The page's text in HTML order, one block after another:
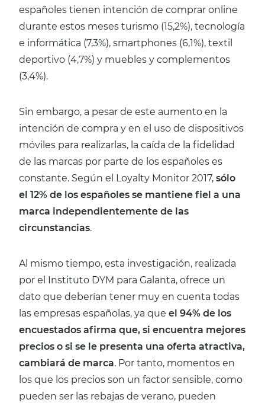
españoles tienen intención de comprar online
durante estos meses turismo (15,2%), tecnología
e informática (7,3%), smartphones (6,1%), textil
deportivo (4,7%) y muebles y complementos
(3,4%).
Sin embargo, a pesar de este aumento en la
intención de compra y en el uso de dispositivos
móviles para realizarlas, la caída de la fidelidad
de las marcas por parte de los españoles es
constante. Según el Loyalty Monitor 2017, sólo
el 12% de los españoles se mantiene fiel a una
marca independientemente de las
circunstancias.
Al mismo tiempo, esta investigación, realizada
por el Instituto DYM para Galanta, ofrece un
dato que deberían tener muy en cuenta todas
las empresas españolas, ya que el 94% de los
encuestados afirma que, si encuentra mejores
precios o si se le presenta una oferta atractiva,
cambiará de marca. Por tanto, momentos en
los que los precios son un factor sensible, como
pueden ser las rebajas de verano, pueden